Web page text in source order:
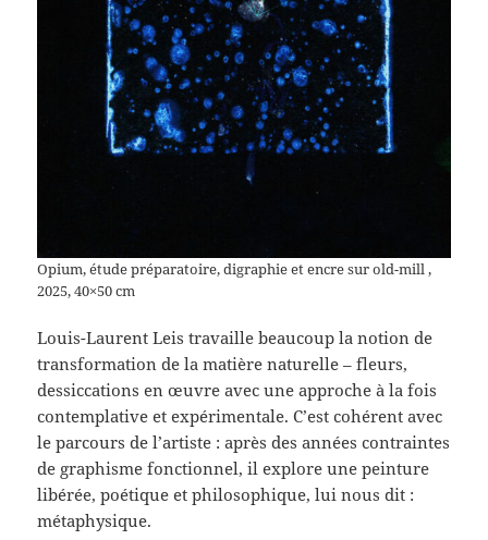
Opium, étude préparatoire, digraphie et encre sur old-mill ,
2025, 40×50 cm
Louis-Laurent Leis travaille beaucoup la notion de
transformation de la matière naturelle – fleurs,
dessiccations en œuvre avec une approche à la fois
contemplative et expérimentale. C’est cohérent avec
le parcours de l’artiste : après des années contraintes
de graphisme fonctionnel, il explore une peinture
libérée, poétique et philosophique, lui nous dit :
métaphysique.